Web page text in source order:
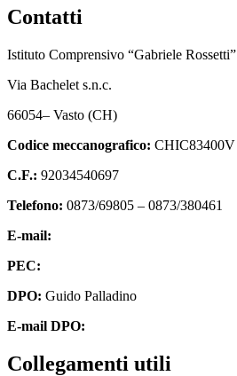
Contatti
Istituto Comprensivo “Gabriele Rossetti”
Via Bachelet s.n.c.
66054– Vasto (CH)
Codice meccanografico: CHIC83400V
C.F.: 92034540697
Telefono: 0873/69805 – 0873/380461
E-mail:
PEC:
DPO: Guido Palladino
E-mail DPO:
Collegamenti utili